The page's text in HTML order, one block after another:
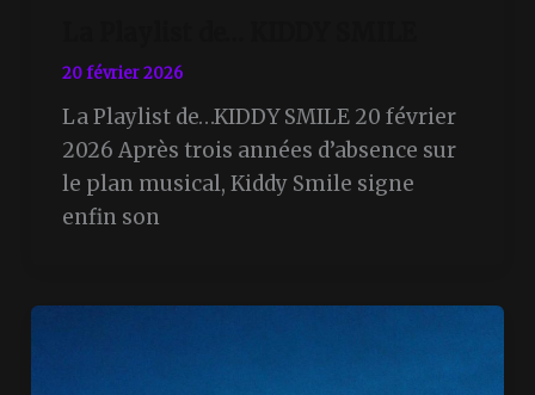
20 février 2026
La Playlist de…KIDDY SMILE 20 février
2026 Après trois années d’absence sur
le plan musical, Kiddy Smile signe
enfin son